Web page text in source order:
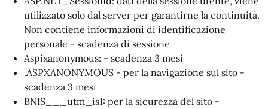
utilizzato solo dal server per garantirne la continuità.
Non contiene informazioni di identificazione
personale - scadenza di sessione
Aspixanonymous: - scadenza 3 mesi
.ASPXANONYMOUS - per la navigazione sul sito -
scadenza 3 mesi
BNIS___utm_is1: per la sicurezza del sito -